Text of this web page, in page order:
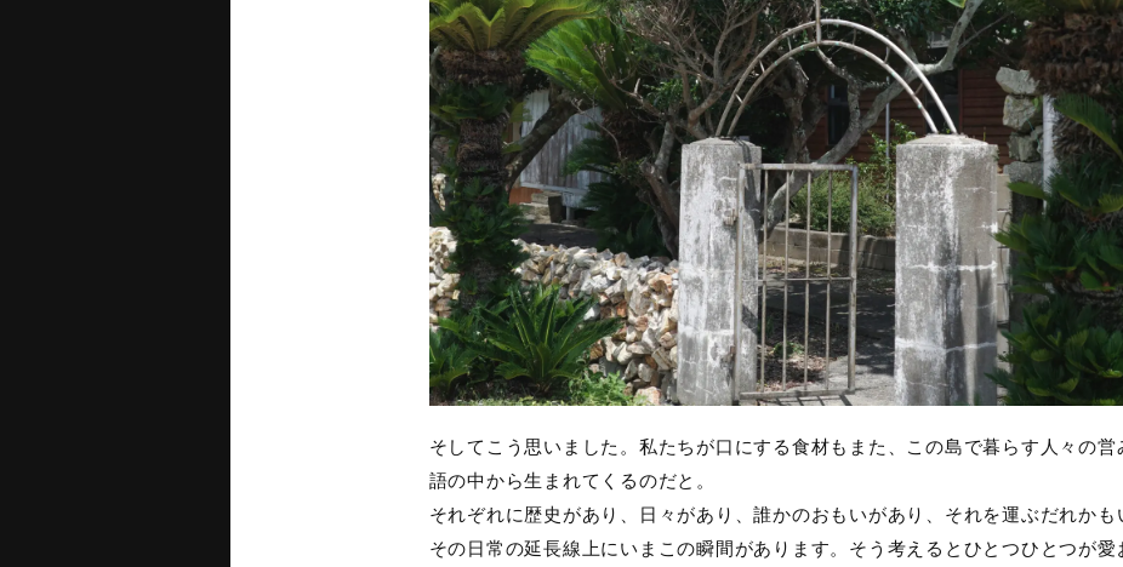
そしてこう思いました。私たちが口にする食材もまた、この島で暮らす人々の営
語の中から生まれてくるのだと。
それぞれに歴史があり、日々があり、誰かのおもいがあり、それを運ぶだれかも
その日常の延長線上にいまこの瞬間があります。そう考えるとひとつひとつが愛